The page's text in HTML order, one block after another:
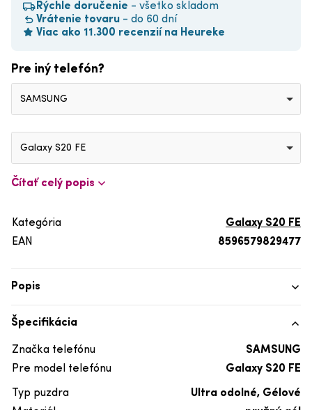
Rýchle doručenie - všetko skladom
Vrátenie tovaru - do 60 dní
Viac ako 11.300 recenzií na Heureke
Pre iný telefón?
SAMSUNG
Galaxy S20 FE
Čítať celý popis
Kategória
Galaxy S20 FE
EAN
8596579829477
Popis
Špecifikácia
Značka telefónu
SAMSUNG
Pre model telefónu
Galaxy S20 FE
Typ puzdra
Ultra odolné, Gélové